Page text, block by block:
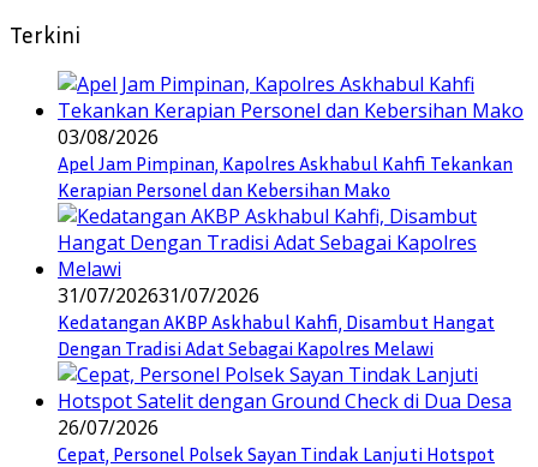
Terkini
03/08/2026
Apel Jam Pimpinan, Kapolres Askhabul Kahfi Tekankan
Kerapian Personel dan Kebersihan Mako
31/07/202631/07/2026
Kedatangan AKBP Askhabul Kahfi, Disambut Hangat
Dengan Tradisi Adat Sebagai Kapolres Melawi
26/07/2026
Cepat, Personel Polsek Sayan Tindak Lanjuti Hotspot